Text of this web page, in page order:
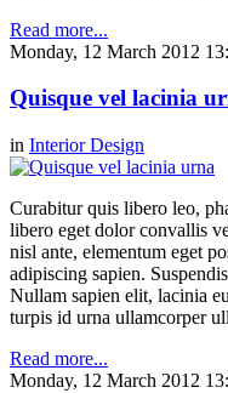
Read more...
Monday, 12 March 2012
Quisque vel lacinia
in Interior Design
Curabitur quis libero leo,
libero eget dolor convallis
nisl ante, elementum eget
adipiscing sapien.
Nullam sapien elit, lacinia
turpis id urna ullamcorper
Read more...
Monday, 12 March 2012